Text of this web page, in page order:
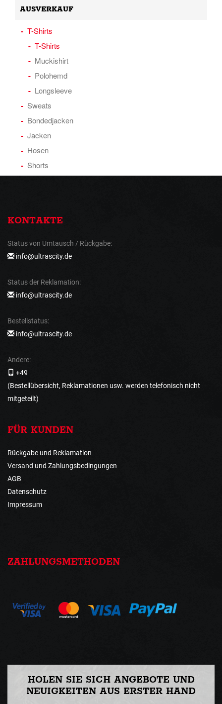
AUSVERKAUF
T-Shirts
T-Shirts
Muckishirt
Polohemd
Longsleeve
Sweats
Bondedjacken
Jacken
Hosen
Shorts
KONTAKTE
Status von Umtausch / Rückgabe:
info@ultrascity.de
Status der Reklamation:
info@ultrascity.de
Bestellstatus:
info@ultrascity.de
Andere:
+49
(Bestellübersicht, Reklamationen usw. werden telefonisch nicht
mitgeteilt)
FÜR KUNDEN
Rückgabe und Reklamation
Versand und Zahlungsbedingungen
AGB
Datenschutz
Impressum
ZAHLUNGSMETHODEN
HOLEN SIE SICH ANGEBOTE UND
NEUIGKEITEN AUS ERSTER HAND